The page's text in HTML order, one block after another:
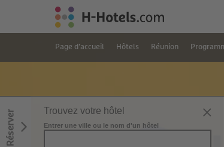
Page d’accueil Hôtels Réunion
Réserver Trouvez votre hôtel
Entrer une ville ou le nom d'un hôtel